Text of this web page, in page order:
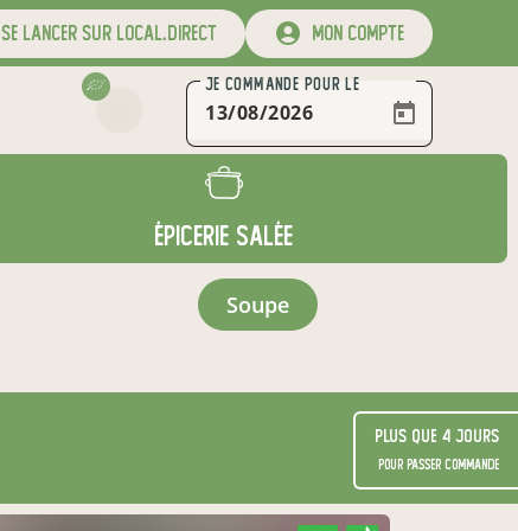
se lancer sur local.direct mon compte
JE COMMANDE POUR LE
ÉPICERIE SALÉE
soupe
Plus que 4 jours
pour passer commande